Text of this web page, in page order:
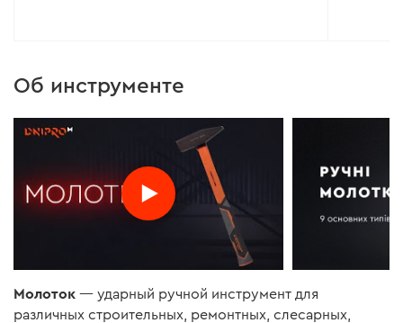
Об инструменте
Молоток — ударный ручной инструмент для
различных строительных, ремонтных, слесарных,